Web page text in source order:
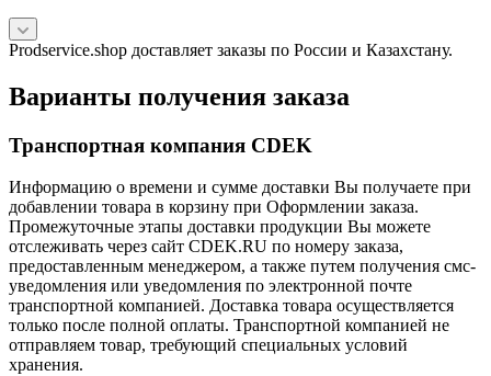
Prodservice.shop доставляет заказы по России и Казахстану.
Варианты получения заказа
Транспортная компания CDEK
Информацию о времени и сумме доставки Вы получаете при
добавлении товара в корзину при Оформлении заказа.
Промежуточные этапы доставки продукции Вы можете
отслеживать через сайт CDEK.RU по номеру заказа,
предоставленным менеджером, а также путем получения смс-
уведомления или уведомления по электронной почте
транспортной компанией. Доставка товара осуществляется
только после полной оплаты. Транспортной компанией не
отправляем товар, требующий специальных условий
хранения.